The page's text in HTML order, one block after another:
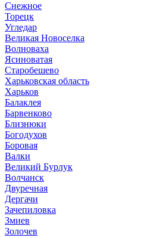
Снежное
Торецк
Угледар
Великая Новоселка
Волноваха
Ясиноватая
Старобешево
Харьковская область
Харьков
Балаклея
Барвенково
Близнюки
Богодухов
Боровая
Валки
Великий Бурлук
Волчанск
Двуречная
Дергачи
Зачепиловка
Змиев
Золочев